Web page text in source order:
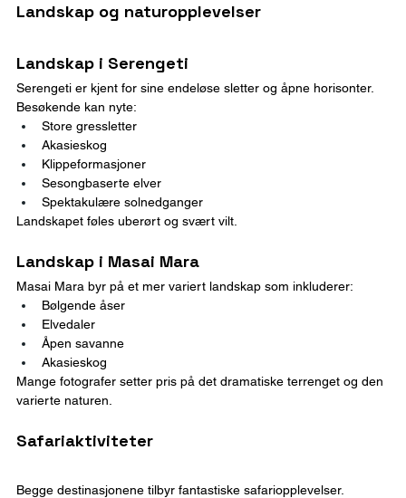
Landskap og naturopplevelser
Landskap i Serengeti
Serengeti er kjent for sine endeløse sletter og åpne horisonter.
Besøkende kan nyte:
Store gressletter
Akasieskog
Klippeformasjoner
Sesongbaserte elver
Spektakulære solnedganger
Landskapet føles uberørt og svært vilt.
Landskap i Masai Mara
Masai Mara byr på et mer variert landskap som inkluderer:
Bølgende åser
Elvedaler
Åpen savanne
Akasieskog
Mange fotografer setter pris på det dramatiske terrenget og den
varierte naturen.
Safariaktiviteter
Begge destinasjonene tilbyr fantastiske safariopplevelser.